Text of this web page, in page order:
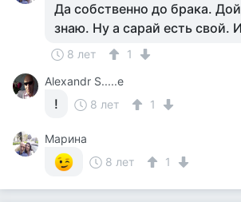
Да собственно до брака.
знаю. Ну а сарай есть свой.
8 лет
1
Alexandr S.....e
! 8 лет 1
Марина
8 лет
1